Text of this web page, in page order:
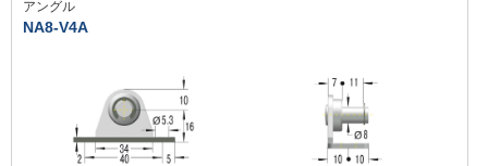
アングル
NA8-V4A